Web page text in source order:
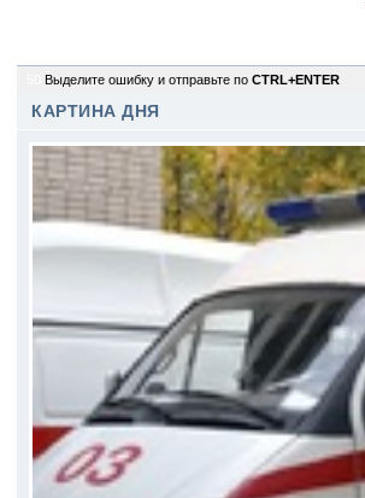
Выделите ошибку и отправьте по CTRL+ENTER
КАРТИНА ДНЯ